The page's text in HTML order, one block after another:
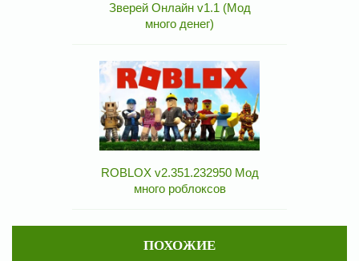
Зверей Онлайн v1.1 (Мод
много денег)
ROBLOX v2.351.232950 Мод
много роблоксов
ПОХОЖИЕ